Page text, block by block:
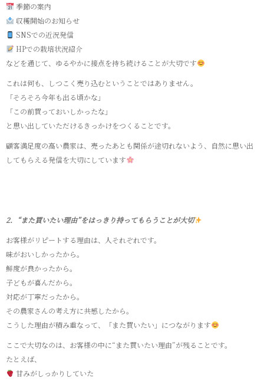
季節の案内
収穫開始のお知らせ
SNSでの近況発信
HPでの栽培状況紹介
などを通じて、ゆるやかに接点を持ち続けることが大切です
これは何も、しつこく売り込むということではありません。
「そろそろ今年も出る頃かな」
「この前買っておいしかったな」
と思い出していただけるきっかけをつくることです。
顧客満足度の高い農家は、売ったあとも関係が途切れないよう、自然に思い出
してもらえる発信を大切にしています
2．“また買いたい理由”をはっきり持ってもらうことが大切
お客様がリピートする理由は、人それぞれです。
味がおいしかったから。
鮮度が良かったから。
子どもが喜んだから。
対応が丁寧だったから。
その農家さんの考え方に共感したから。
こうした理由が積み重なって、「また買いたい」につながります
ここで大切なのは、お客様の中に“また買いたい理由”が残ることです。
たとえば、
甘みがしっかりしていた